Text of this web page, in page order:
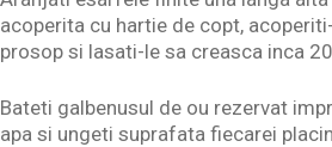
acoperita cu hartie de copt,
prosop si lasati-le sa creasca inca
Bateti galbenusul de ou rezervat
apa si ungeti suprafata fiecarei